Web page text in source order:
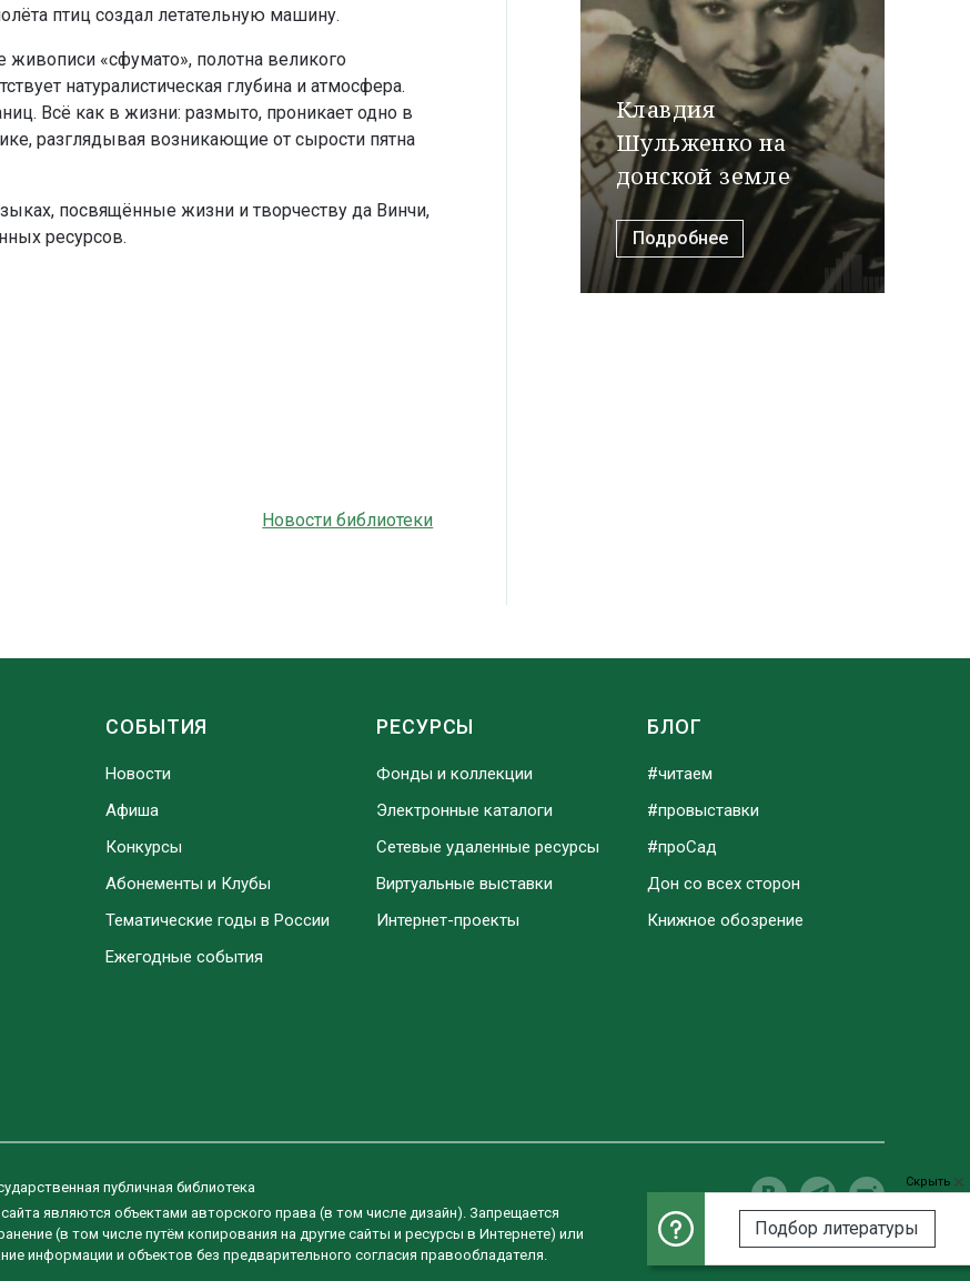
птиц создал летательную машину.
живописи «сфумато», полотна великого
натуралистическая глубина и атмосфера.
Всё как в жизни: размыто, проникает одно в
разглядывая возникающие от сырости пятна
посвящённые жизни и творчеству да Винчи,
ресурсов.
Новости библиотеки
Клавдия
Шульженко на
донской земле
Подробнее
Скрыть
Подбор литературы
СОБЫТИЯ
Новости
Афиша
Конкурсы
Абонементы и Клубы
Тематические годы в России
Ежегодные события
РЕСУРСЫ
Фонды и коллекции
Электронные каталоги
Сетевые удаленные ресурсы
Виртуальные выставки
Интернет-проекты
БЛОГ
#читаем
#провыставки
#проСад
Дон со всех сторон
Книжное обозрение
публичная библиотека
являются объектами авторского права (в том числе дизайн). Запрещается
(в том числе путём копирования на другие сайты и ресурсы в Интернете) или
информации и объектов без предварительного согласия правообладателя.
Разработка сайта